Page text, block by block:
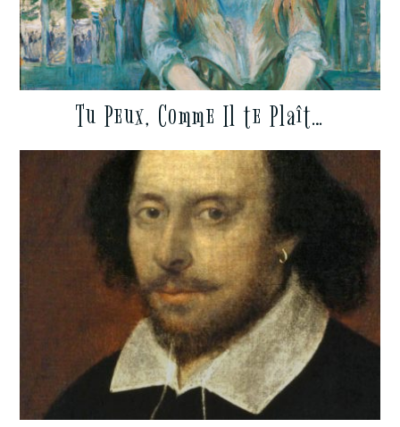
Tu Peux, Comme Il te Plaît…